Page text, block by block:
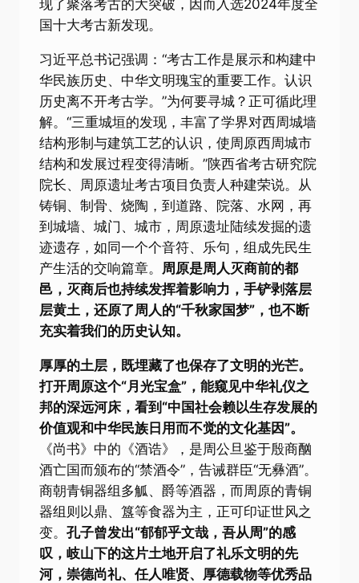
现了聚落考古的大突破，因而入选2024年度全
国十大考古新发现。
习近平总书记强调：“考古工作是展示和构建中
华民族历史、中华文明瑰宝的重要工作。认识
历史离不开考古学。”为何要寻城？正可循此理
解。“三重城垣的发现，丰富了学界对西周城墙
结构形制与建筑工艺的认识，使周原西周城市
结构和发展过程变得清晰。”陕西省考古研究院
院长、周原遗址考古项目负责人种建荣说。从
铸铜、制骨、烧陶，到道路、院落、水网，再
到城墙、城门、城市，周原遗址陆续发掘的遗
迹遗存，如同一个个音符、乐句，组成先民生
产生活的交响篇章。
周原是周人灭商前的都
邑，灭商后也持续发挥着影响力，手铲剥落层
层黄土，还原了周人的“千秋家国梦”，也不断
充实着我们的历史认知。
厚厚的土层，既埋藏了也保存了文明的光芒。
打开周原这个“月光宝盒”，能窥见中华礼仪之
邦的深远河床，看到“中国社会赖以生存发展的
价值观和中华民族日用而不觉的文化基因”。
《尚书》中的《酒诰》，是周公旦鉴于殷商酗
酒亡国而颁布的“禁酒令”，告诫群臣“无彝酒”。
商朝青铜器组多觚、爵等酒器，而周原的青铜
器组则以鼎、簋等食器为主，正可印证世风之
变。 孔子曾发出“郁郁乎文哉，吾从周”的感
叹，岐山下的这片土地开启了礼乐文明的先
河，崇德尚礼、任人唯贤、厚德载物等优秀品